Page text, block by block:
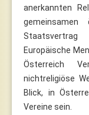
anerkannten
gemeinsamen
Europäische
Österreich
nichtreligiöse
Blick, in
Vereine sein.